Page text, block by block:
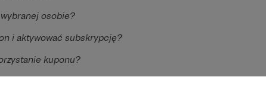
osobie?
i aktywować subskrypcję?
kuponu?